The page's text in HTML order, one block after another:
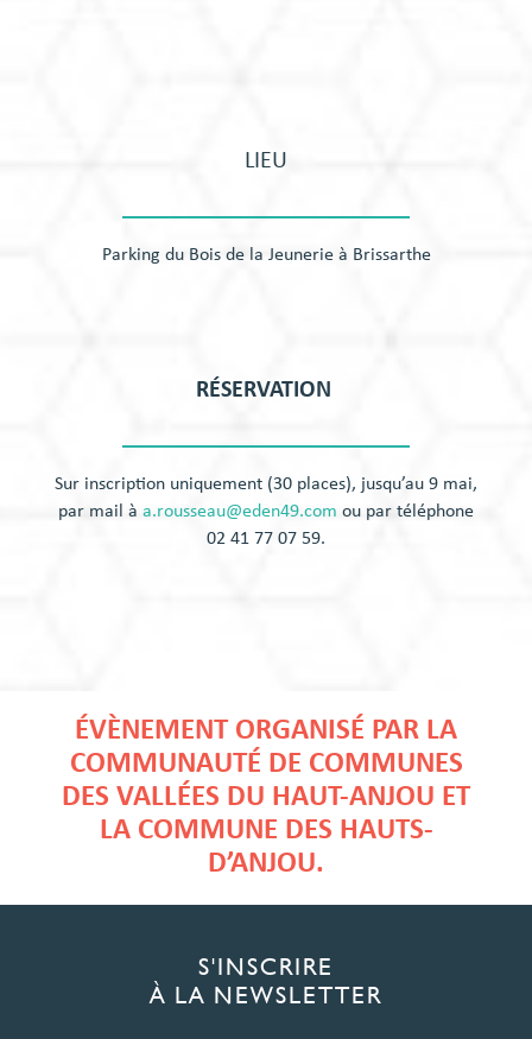
LIEU
Parking du Bois de la Jeunerie à Brissarthe
RÉSERVATION
Sur inscription uniquement (30 places), jusqu’au 9 mai,
par mail à a.rousseau@eden49.com ou par téléphone
02 41 77 07 59.
ÉVÈNEMENT ORGANISÉ PAR LA
COMMUNAUTÉ DE COMMUNES
DES VALLÉES DU HAUT-ANJOU ET
LA COMMUNE DES HAUTS-
D’ANJOU.
S'INSCRIRE
À LA NEWSLETTER